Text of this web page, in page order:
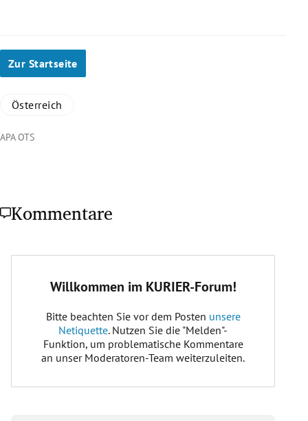
Zur Startseite
Österreich
APA OTS
Kommentare